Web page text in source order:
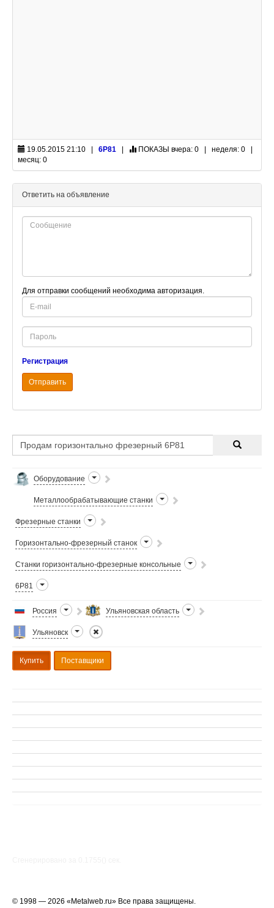
19.05.2015 21:10 | 6Р81 | ПОКАЗЫ вчера: 0 | неделя: 0 |
месяц: 0
Ответить на объявление
Для отправки сообщений необходима авторизация.
E-
mail
Password
Регистрация
Отправить
Оборудование
Металлообрабатывающие станки
Фрезерные станки
Горизонтально-фрезерный станок
Станки горизонтально-фрезерные консольные
6Р81
Россия Ульяновская область
Ульяновск
Купить Поставщики
© 1998 — 2026 «Metalweb.ru» Все права защищены.